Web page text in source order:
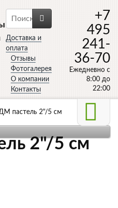
Доставка и
оплата
Отзывы
Фотогалерея
О компании
Контакты
+7
495
241-
36-70
Ежедневно с
8:00 до
22:00
пастель 2"/5 см
2"/5 см